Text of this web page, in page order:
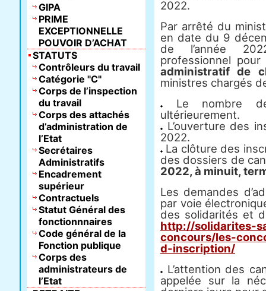
2022.
Par arrêté du
en date du 9
de l’année
professionnel
administratif de
ministres chargés
Le nombre
ultérieurement.
L’ouverture des
2022.
La clôture des
des dossiers de
2022, à minuit,
Les demandes
par voie
des solidarités et
http://solidarites-
concours/les-
d-inscription/
L’attention des
appelée sur la
GIPA
PRIME
EXCEPTIONNELLE
POUVOIR D’ACHAT
STATUTS
Contrôleurs du travail
Catégorie "C"
Corps de l’inspection
du travail
Corps des attachés
d’administration de
l’Etat
Secrétaires
Administratifs
Encadrement
supérieur
Contractuels
Statut Général des
fonctionnnaires
Code général de la
Fonction publique
Corps des
administrateurs de
l’Etat